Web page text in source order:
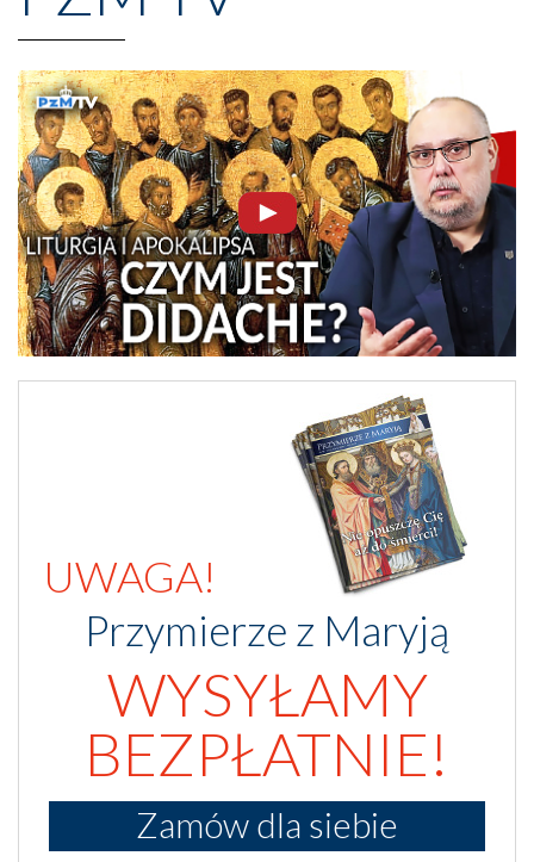
UWAGA!
Przymierze z Maryją
WYSYŁAMY
BEZPŁATNIE!
Zamów dla siebie